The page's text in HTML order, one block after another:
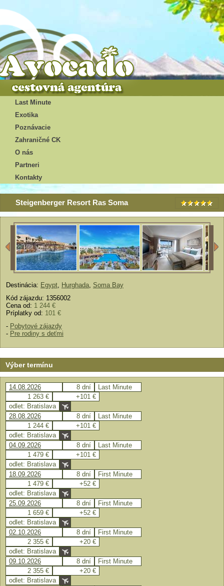
Last Minute
Exotika
Poznávacie
Zahraničné CK
O nás
Partneri
Kontakty
Steigenberger Resort Ras Soma
Destinácia: Egypt, Hurghada, Soma Bay
Kód zájazdu: 1356002
Cena od: 1 244 €
Príplatky od: 101 €
- Pobytové zájazdy
- Pre rodiny s deťmi
Výber termínu
14.08.2026 8 dní
Last Minute
1 263 €
+101 €
odlet: Bratislava
28.08.2026
8 dní
Last Minute
1 244 €
+101 €
odlet: Bratislava
04.09.2026
8 dní
Last Minute
1 479 €
+101 €
odlet: Bratislava
18.09.2026
8 dní
First Minute
1 479 €
+52 €
odlet: Bratislava
25.09.2026
8 dní
First Minute
1 659 €
+52 €
odlet: Bratislava
02.10.2026
8 dní
First Minute
2 355 €
+20 €
odlet: Bratislava
09.10.2026
8 dní
First Minute
2 355 €
+20 €
odlet: Bratislava